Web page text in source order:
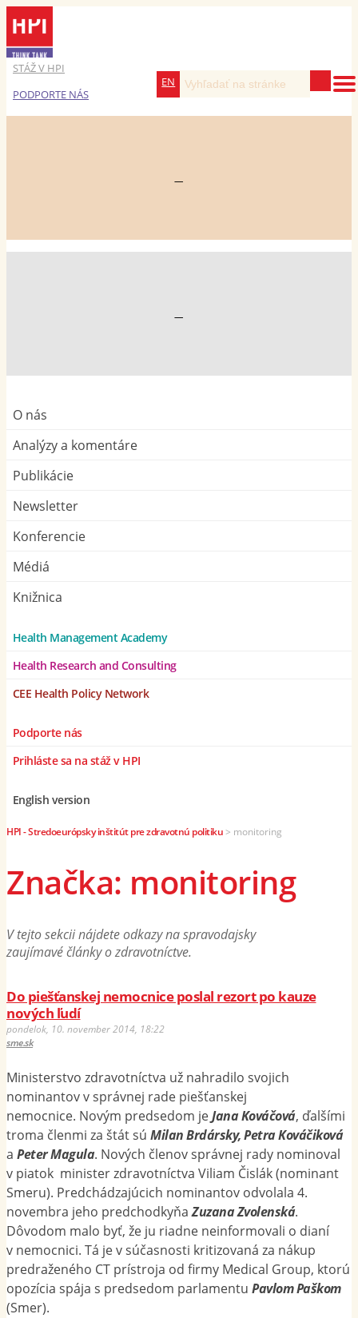
STÁŽ V HPI
PODPORTE NÁS
EN
—
—
O nás
Analýzy a komentáre
Publikácie
Newsletter
Konferencie
Médiá
Knižnica
Health Management Academy
Health Research and Consulting
CEE Health Policy Network
Podporte nás
Prihláste sa na stáž v HPI
English version
HPI - Stredoeurópsky inštitút pre zdravotnú politiku> monitoring
Značka: monitoring
V tejto sekcii nájdete odkazy na spravodajsky
zaujímavé články o zdravotníctve.
Do piešťanskej nemocnice poslal rezort po kauze
nových ľudí
pondelok, 10. november 2014, 18:22
sme.sk
Ministerstvo zdravotníctva už nahradilo svojich
nominantov v správnej rade piešťanskej
nemocnice. Novým predsedom jeJana Kováčová, ďalšími
troma členmi za štát sú Milan Brdársky, Petra Kováčiková
a Peter Magula. Nových členov správnej rady nominoval
v piatok minister zdravotníctva Viliam Čislák (nominant
Smeru). Predchádzajúcich nominantov odvolala 4.
novembra jeho predchodkyňaZuzana Zvolenská.
Dôvodom malo byť, že ju riadne neinformovali o dianí
v nemocnici. Tá je v súčasnosti kritizovaná za nákup
predraženého CT prístroja od firmy Medical Group, ktorú
opozícia spája s predsedom parlamentu Pavlom Paškom
(Smer).